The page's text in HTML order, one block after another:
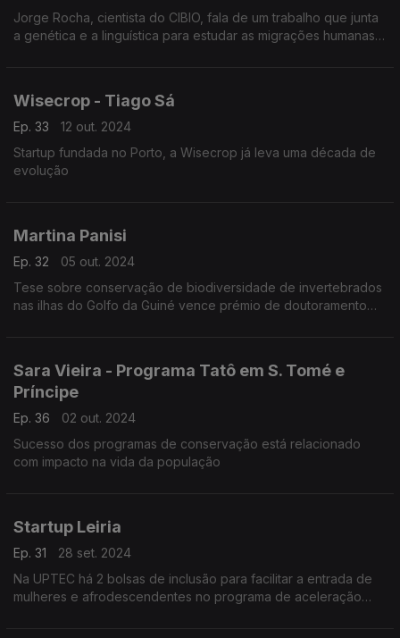
Jorge Rocha, cientista do CIBIO, fala de um trabalho que junta
a genética e a linguística para estudar as migrações humanas
Wisecrop - Tiago Sá
Ep. 33
12 out. 2024
Startup fundada no Porto, a Wisecrop já leva uma década de
evolução
Martina Panisi
Ep. 32
05 out. 2024
Tese sobre conservação de biodiversidade de invertebrados
nas ilhas do Golfo da Guiné vence prémio de doutoramento
Sara Vieira - Programa Tatô em S. Tomé e
Príncipe
Ep. 36
02 out. 2024
Sucesso dos programas de conservação está relacionado
com impacto na vida da população
Startup Leiria
Ep. 31
28 set. 2024
Na UPTEC há 2 bolsas de inclusão para facilitar a entrada de
mulheres e afrodescendentes no programa de aceleração